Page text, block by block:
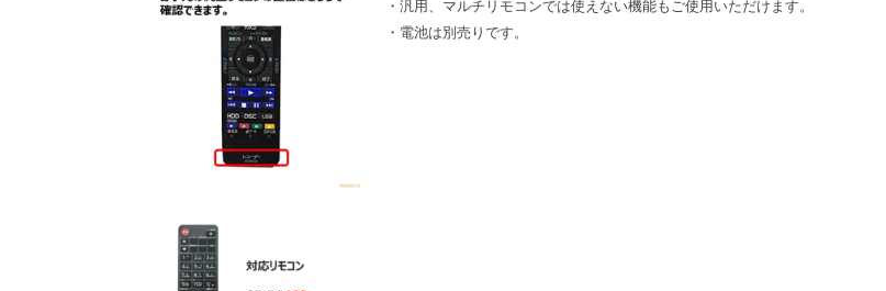
・汎用、マルチリモコンでは使えない機能もご使用いただけます。
・電池は別売りです。